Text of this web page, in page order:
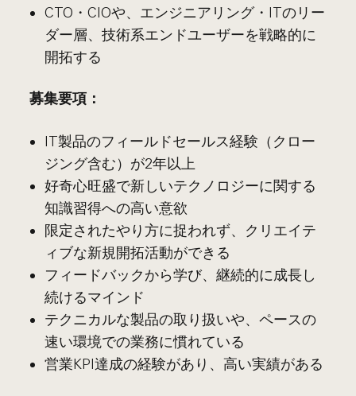
CTO・CIOや、エンジニアリング・ITのリー
ダー層、技術系エンドユーザーを戦略的に
開拓する
募集要項：
IT製品のフィールドセールス経験（クロー
ジング含む）が2年以上
好奇心旺盛で新しいテクノロジーに関する
知識習得への高い意欲
限定されたやり方に捉われず、クリエイテ
ィブな新規開拓活動ができる
フィードバックから学び、継続的に成長し
続けるマインド
テクニカルな製品の取り扱いや、ペースの
速い環境での業務に慣れている
営業KPI達成の経験があり、高い実績がある